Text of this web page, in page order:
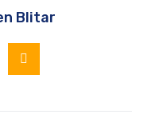
Blitar